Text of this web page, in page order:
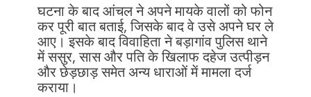
घटना के बाद आंचल ने अपने मायके वालों को फोन
कर पूरी बात बताई, जिसके बाद वे उसे अपने घर ले
आए। इसके बाद विवाहिता ने बड़ागांव पुलिस थाने
में ससुर, सास और पति के खिलाफ दहेज उत्पीड़न
और छेड़छाड़ समेत अन्य धाराओं में मामला दर्ज
कराया।